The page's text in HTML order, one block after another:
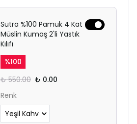
Sutra %100 Pamuk 4 Kat
Müslin Kumaş 2'li Yastık
Kılıfı
%100
₺ 550.00 ₺ 0.00
Renk